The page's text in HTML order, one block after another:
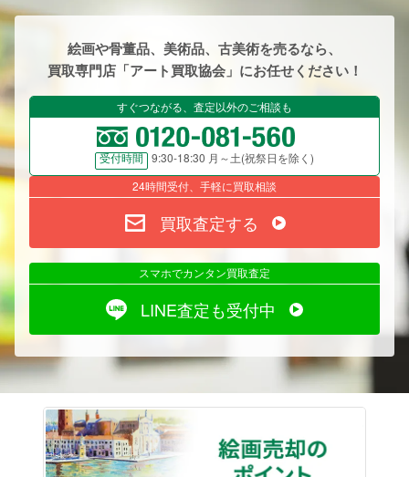
絵画や骨董品、美術品、古美術を売るなら、
買取専門店「アート買取協会」にお任せください！
すぐつながる、査定以外のご相談も
受付時間
9:30-18:30 月～土(祝祭日を除く)
24時間受付、手軽に買取相談
買取査定する
スマホでカンタン買取査定
LINE査定も受付中